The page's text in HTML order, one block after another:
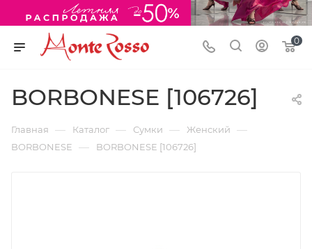
0
BORBONESE [106726]
Главная — Каталог — Сумки — Женский —
BORBONESE — BORBONESE [106726]